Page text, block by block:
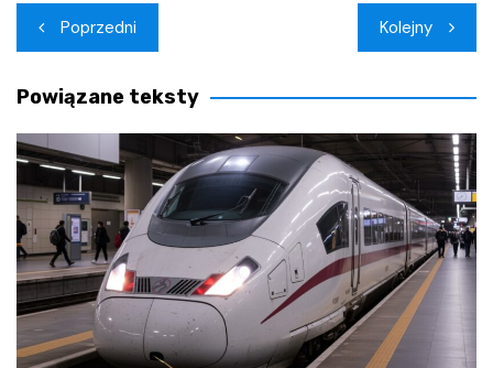
Nawigacja
wpisu
Poprzedni Kolejny
Powiązane teksty